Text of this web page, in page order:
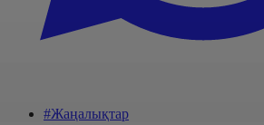
#Жаңалықтар